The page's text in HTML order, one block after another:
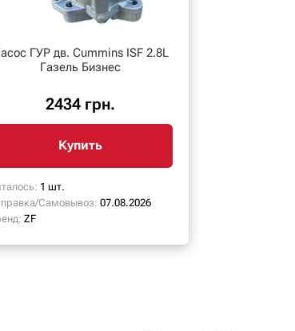
ГУР дв. Cummins ISF 2.8L
Газель Бизнес
2434 грн.
Купить
1 шт.
Самовывоз: 07.08.2026
ZF